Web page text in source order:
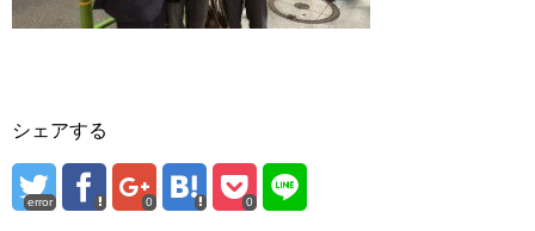
シェアする
error 0 0